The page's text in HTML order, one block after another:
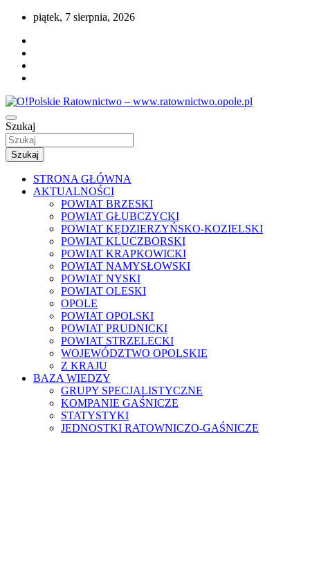
Przejdź
treści
piątek, 7 sierpnia, 2026
O!Polskie Ratownictwo –
www.ratownictwo.opole.pl
Portal opolskiego i polskiego ratownictwa.
Szukaj
Szukaj
STRONA GŁÓWNA
AKTUALNOŚCI
POWIAT BRZESKI
POWIAT GŁUBCZYCKI
POWIAT KĘDZIERZYŃSKO-KOZIELSKI
POWIAT KLUCZBORSKI
POWIAT KRAPKOWICKI
POWIAT NAMYSŁOWSKI
POWIAT NYSKI
POWIAT OLESKI
OPOLE
POWIAT OPOLSKI
POWIAT PRUDNICKI
POWIAT STRZELECKI
WOJEWÓDZTWO OPOLSKIE
Z KRAJU
BAZA WIEDZY
GRUPY SPECJALISTYCZNE
KOMPANIE GAŚNICZE
STATYSTYKI
JEDNOSTKI RATOWNICZO-GAŚNICZE